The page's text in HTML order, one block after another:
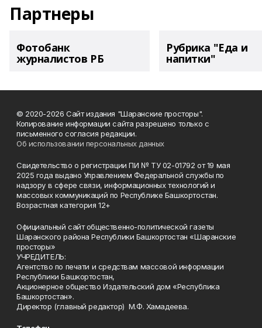
Партнеры
Фотобанк
журналистов РБ
Рубрика "Еда и
напитки"
© 2020-2026 Сайт издания "Шаранские просторы".
Копирование информации сайта разрешено только с
письменного согласия редакции.
Об использовании персональных данных
Свидетельство о регистрации ПИ № ТУ 02-01792 от 19 мая
2025 года выдано Управлением Федеральной службы по
надзору в сфере связи, информационных технологий и
массовых коммуникаций по Республике Башкортостан.
Возрастная категория 12+
Официальный сайт общественно-политической газеты
Шаранского района Республики Башкортостан «Шаранские
просторы»
УЧРЕДИТЕЛЬ:
Агентство по печати и средствам массовой информации
Республики Башкортостан,
Акционерное общество Издательский дом «Республика
Башкортостан».
Директор (главный редактор) М.Ф. Хамадеева.